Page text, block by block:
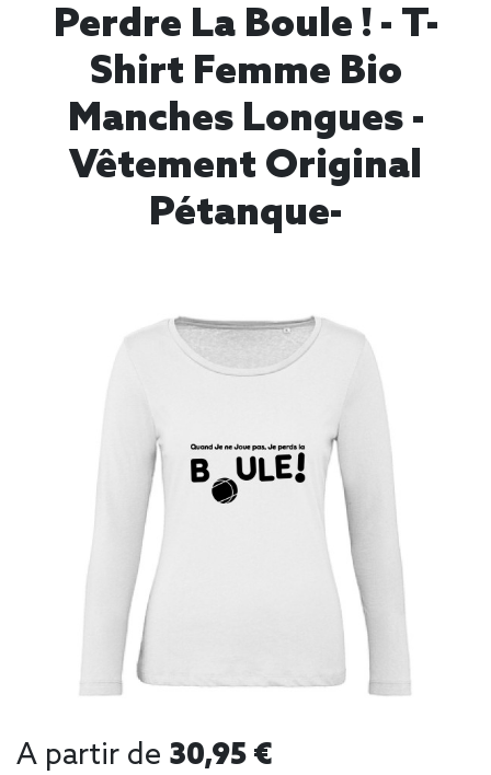
Perdre La Boule ! - T-
Shirt Femme Bio
Manches Longues -
Vêtement Original
Pétanque-
A partir de 30,95 €